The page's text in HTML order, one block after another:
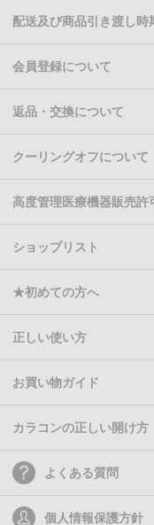
配送及び商品引き渡し時
会員登録について
返品・交換について
クーリングオフについて
高度管理医療機器販売許
ショップリスト
★初めての方へ
正しい使い方
お買い物ガイド
カラコンの正しい開け方
よくある質問
個人情報保護方針